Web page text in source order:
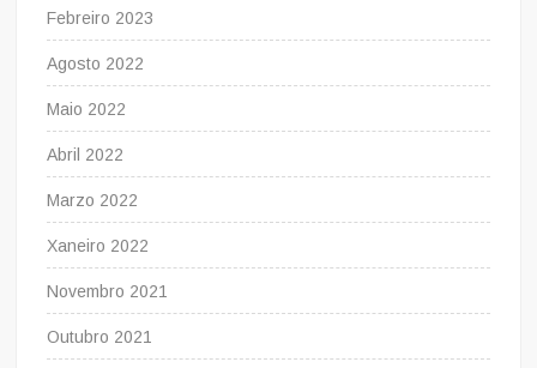
Febreiro 2023
Agosto 2022
Maio 2022
Abril 2022
Marzo 2022
Xaneiro 2022
Novembro 2021
Outubro 2021